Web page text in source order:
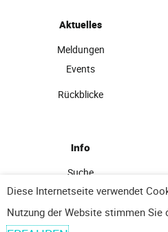
Aktuelles
Meldungen
Events
Rückblicke
Info
Suche
Kontakt
Impressum
Diese Internetseite verwendet
Nutzung der Website stimmen Sie